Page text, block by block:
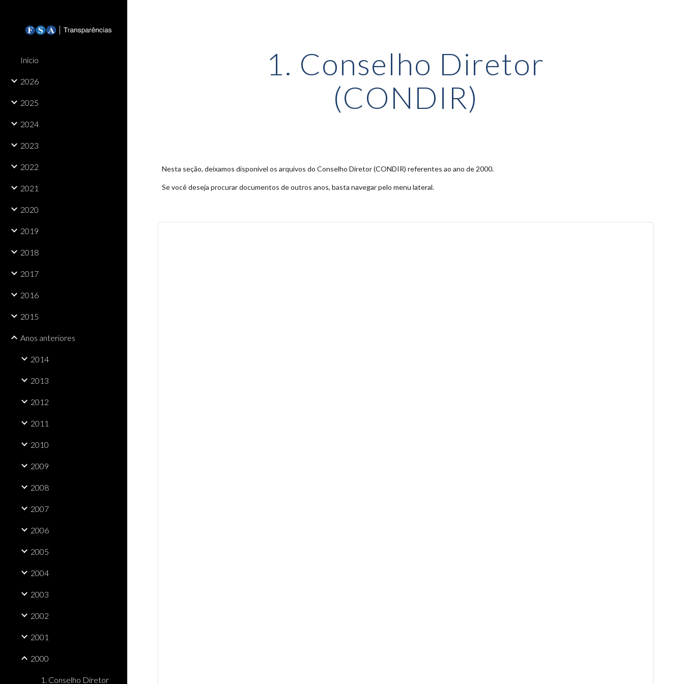
Início
2026
2025
2024
2023
2022
2021
2020
2019
2018
2017
2016
2015
Anos anteriores
2014
2013
2012
2011
2010
2009
2008
2007
2006
2005
2004
2003
2002
2001
2000
1. Conselho Diretor
1. Conselho Diretor
(CONDIR)
Nesta seção, deixamos disponível os arquivos do Conselho Diretor (CONDIR) referentes ao ano de 2000.
Se você deseja procurar documentos de outros anos, basta navegar pelo menu lateral.